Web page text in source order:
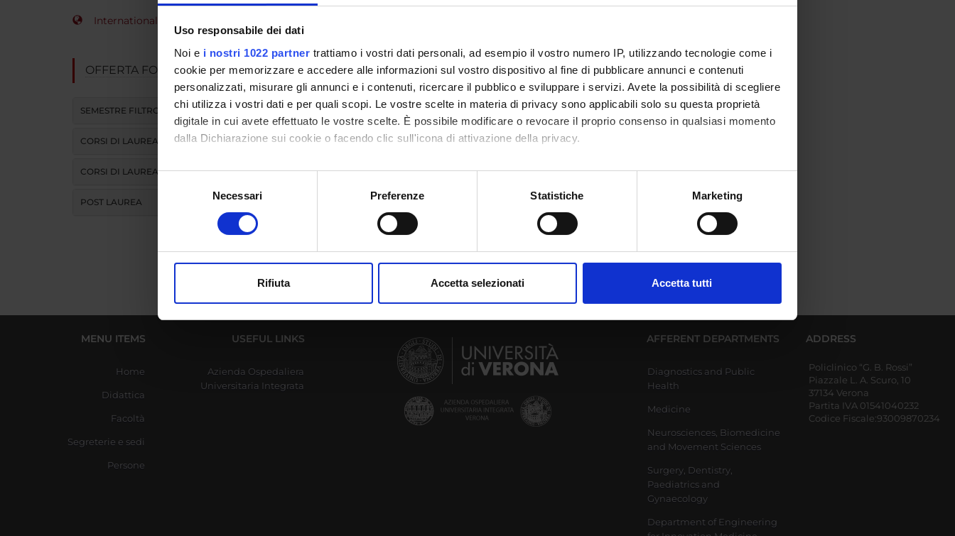
Uso responsabile dei dati
Noi e i nostri 1022 partner trattiamo i vostri dati personali, ad esempio il vostro numero IP, utilizzando tecnologie come i
cookie per memorizzare e accedere alle informazioni sul vostro dispositivo al fine di pubblicare annunci e contenuti
personalizzati, misurare gli annunci e i contenuti, ricercare il pubblico e sviluppare i servizi. Avete la possibilità di scegliere
chi utilizza i vostri dati e per quali scopi. Le vostre scelte in materia di privacy sono applicabili solo su questa proprietà
digitale in cui avete effettuato le vostre scelte. È possibile modificare o revocare il proprio consenso in qualsiasi momento
dalla Dichiarazione sui cookie o facendo clic sull'icona di attivazione della privacy.
Con il tuo consenso, vorremmo anche:
raccogliere informazioni sulla tua posizione geografica, con un'approssimazione di qualche metro,
digitali).
modificare o ritirare il tuo consenso in qualsiasi momento dalla Dichiarazione sui cookie.
che hanno raccolto dal tuo utilizzo dei loro servizi.
Selezione
Necessari Preferenze Statistiche Marketing
Rifiuta Accetta selezionati Accetta tutti
International Students
OFFERTA FORMATIVA
SEMESTRE FILTRO
CORSI DI LAUREA
CORSI DI LAUREA MAGISTRALE
POST LAUREA
MENU ITEMS
Home
Didattica
Facoltà
Segreterie e sedi
Persone
USEFUL LINKS
Azienda Ospedaliera
Universitaria Integrata
AFFERENT DEPARTMENTS
Diagnostics and Public
Health
Medicine
Neurosciences, Biomedicine
and Movement Sciences
Surgery, Dentistry,
Paediatrics and
Gynaecology
Department of Engineering
ADDRESS
Policlinico “G. B. Rossi”
Piazzale L. A. Scuro, 10
37134 Verona
Partita IVA 01541040232
Codice Fiscale:93009870234